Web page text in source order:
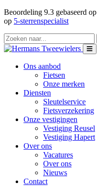
Beoordeling 9.3 gebaseerd op
op 5-sterrenspecialist
Ons aanbod
Fietsen
Onze merken
Diensten
Sleutelservice
Fietsverzekering
Onze vestigingen
Vestiging Reusel
Vestiging Hapert
Over ons
Vacatures
Over ons
Nieuws
Contact